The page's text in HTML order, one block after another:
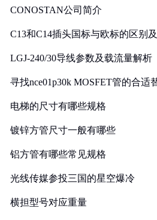
CONOSTAN公司简介
C13和C14插头国标与欧标的区别
LGJ-240/30导线参数及载流量解析
寻找nce01p30k MOSFET管的合适
电梯的尺寸有哪些规格
镀锌方管尺寸一般有哪些
铝方管有哪些常见规格
光线传媒参投三国的星空爆冷
横担型号对应重量